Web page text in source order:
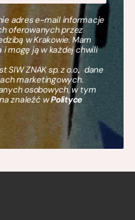
adres e-mail informacje
oferowanych przez
w Krakowie. Mam
mogę ją w każdej chwili
ZNAK sp. z o.o., dane
marketingowych.
osobowych, w tym
znaleźć wPolityce